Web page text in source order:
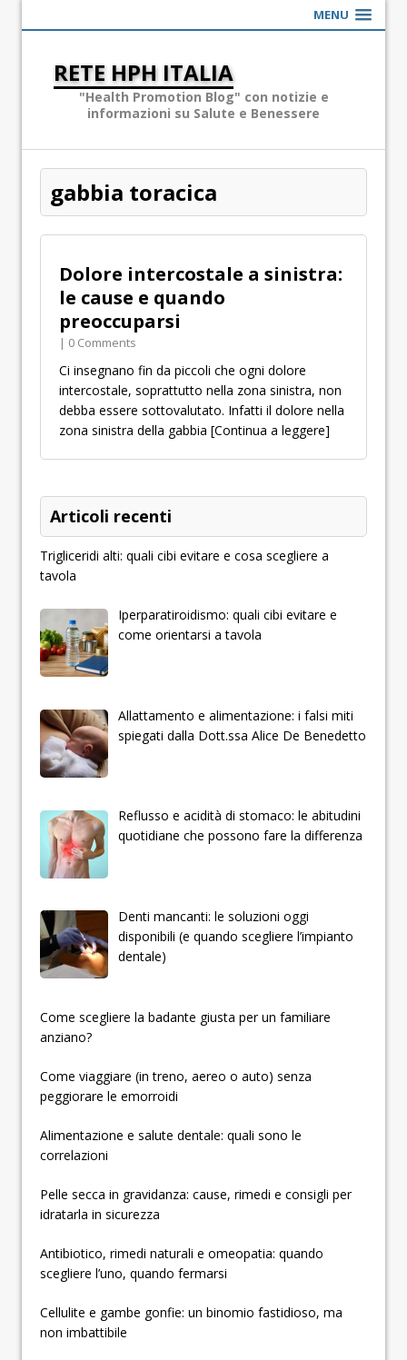
MENU
RETE HPH ITALIA
"Health Promotion Blog" con notizie e
informazioni su Salute e Benessere
gabbia toracica
Dolore intercostale a sinistra:
le cause e quando
preoccuparsi
| 0 Comments
Ci insegnano fin da piccoli che ogni dolore
intercostale, soprattutto nella zona sinistra, non
debba essere sottovalutato. Infatti il dolore nella
zona sinistra della gabbia [Continua a leggere]
Articoli recenti
Trigliceridi alti: quali cibi evitare e cosa scegliere a
tavola
Iperparatiroidismo: quali cibi evitare e
come orientarsi a tavola
Allattamento e alimentazione: i falsi miti
spiegati dalla Dott.ssa Alice De Benedetto
Reflusso e acidità di stomaco: le abitudini
quotidiane che possono fare la differenza
Denti mancanti: le soluzioni oggi
disponibili (e quando scegliere l’impianto
dentale)
­­­­­Come scegliere la badante giusta per un familiare
anziano?
Come viaggiare (in treno, aereo o auto) senza
peggiorare le emorroidi
Alimentazione e salute dentale: quali sono le
correlazioni
Pelle secca in gravidanza: cause, rimedi e consigli per
idratarla in sicurezza
Antibiotico, rimedi naturali e omeopatia: quando
scegliere l’uno, quando fermarsi
Cellulite e gambe gonfie: un binomio fastidioso, ma
non imbattibile